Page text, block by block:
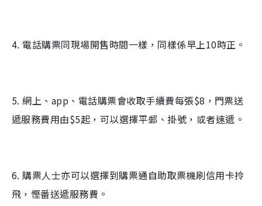
4. 電話購票同現場開售時間一樣，同樣係早上10時正。
5. 網上、app、電話購票會收取手續費每張$8，門票送
遞服務費用由$5起，可以選擇平郵、掛號，或者速遞。
6. 購票人士亦可以選擇到購票通自助取票機刷信用卡拎
飛，慳番送遞服務費。